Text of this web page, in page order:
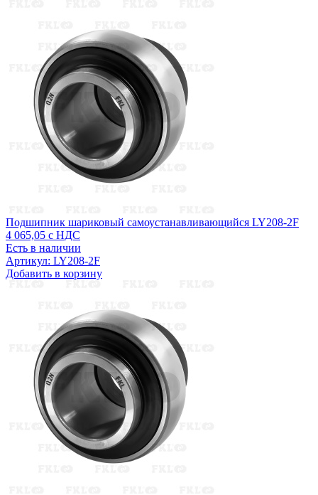
Подшипник шариковый самоустанавливающийся LY208-2F
4 065,05 с НДС
Есть в наличии
Артикул: LY208-2F
Добавить в корзину